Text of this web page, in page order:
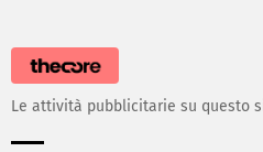
Le attività pubblicitarie su questo